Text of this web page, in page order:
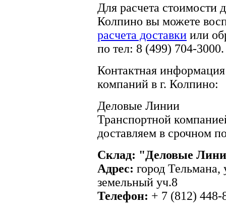
Для расчета стоимости
Колпино вы можете
расчета доставки или
по тел: 8 (499) 704-3000.
Контактная информация
компаний в г. Колпино:
Деловые Линии
Транспортной
доставляем в срочном
Склад: "Деловые
Адрес: город Тельмана,
земельный уч.8
Телефон: + 7 (812) 448-